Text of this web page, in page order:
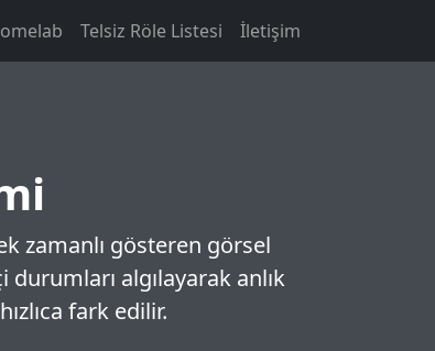
Telsiz Röle Listesi İletişim
zamanlı gösteren görsel
algılayarak anlık
fark edilir.